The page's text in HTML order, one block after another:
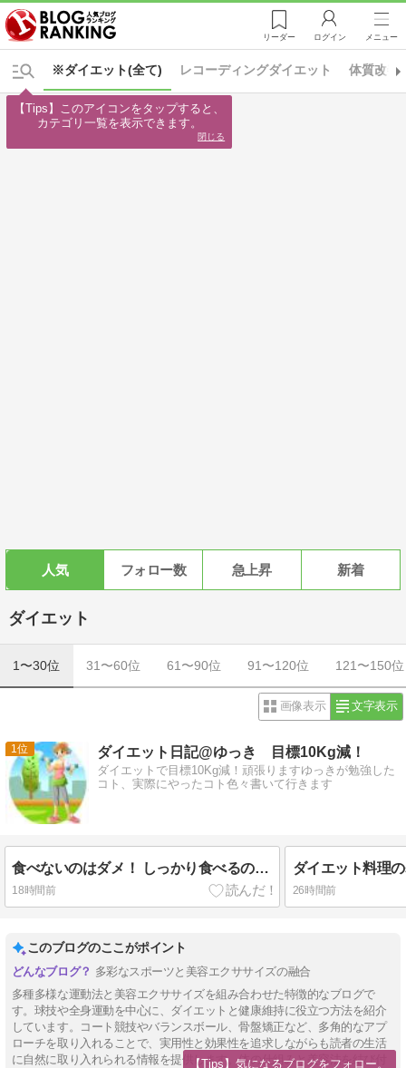
リーダー ログイン メニュー
※ダイエット(全て) レコーディングダイエット 体質改善
人気 フォロー数 急上昇 新着
ダイエット
1〜30位 31〜60位 61〜90位 91〜120位 121〜150位
画像表示 文字表示
1 ダイエット日記@ゆっき 目標10Kg減！
ダイエットで目標10Kg減！頑張りますゆっきが勉強した
コト、実際にやったコト色々書いて行きます
食べないのはダメ！ しっかり食べるのはダイエットの基本！
18時間前
ダイエット料理
26時間前
このブログのここがポイント
多彩なスポーツと美容エクササイズの融合
多種多様な運動法と美容エクササイズを組み合わせた特徴的なブログで
す。球技や全身運動を中心に、ダイエットと健康維持に役立つ方法を紹介
しています。コート競技やバランスボール、骨盤矯正など、多角的なアプ
ローチを取り入れることで、実用性と効果性を追求しながらも読者の生活
に自然に取り入れられる情報を提供します。体の仕組みと美容法を結び付
【Tips】このアイコンをタップすると、
カテゴリ一覧を表示できます。
閉じる
【Tips】気になるブログをフォロー。